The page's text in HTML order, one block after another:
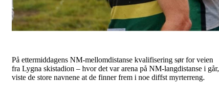
På ettermiddagens NM-mellomdistanse kvalifisering sør for veien
fra Lygna skistadion – hvor det var arena på NM-langdistanse i går,
viste de store navnene at de finner frem i noe diffst myrterreng.